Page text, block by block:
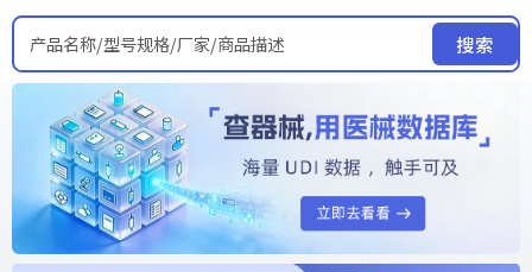
产品名称/型号规格/厂家/商品描述 搜索